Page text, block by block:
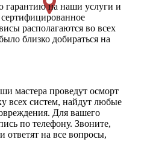
гарантию на наши услуги и
сертифицированное
располагаются во всех
близко добираться на
мастера проведут осморт
всех систем, найдут любые
Для вашего
по телефону. Звоните,
на все вопросы,